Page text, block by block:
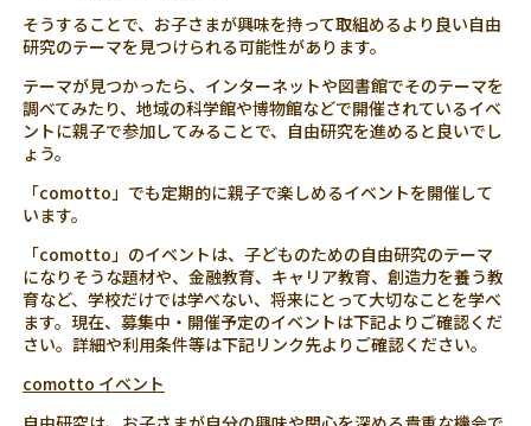
そうすることで、お子さまが興味を持って取組めるより良い自由
研究のテーマを見つけられる可能性があります。
テーマが見つかったら、インターネットや図書館でそのテーマを
調べてみたり、地域の科学館や博物館などで開催されているイベ
ントに親子で参加してみることで、自由研究を進めると良いでし
ょう。
「comotto」でも定期的に親子で楽しめるイベントを開催して
います。
「comotto」のイベントは、子どものための自由研究のテーマ
になりそうな題材や、金融教育、キャリア教育、創造力を養う教
育など、学校だけでは学べない、将来にとって大切なことを学べ
ます。現在、募集中・開催予定のイベントは下記よりご確認くだ
さい。詳細や利用条件等は下記リンク先よりご確認ください。
comotto イベント